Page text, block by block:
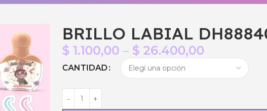
BRILLO LABIAL
$ 1.100,00 – $ 26.400,00
CANTIDAD